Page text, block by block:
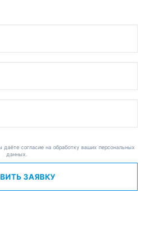
согласие на обработку ваших персональных
данных.
ЗАЯВКУ